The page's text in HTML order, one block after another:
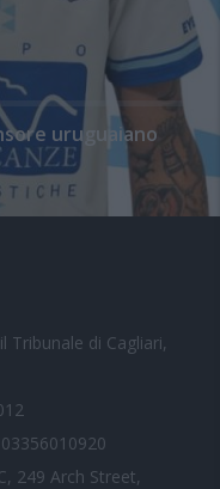
uruguaiano
di Cagliari,
249 Arch Street,